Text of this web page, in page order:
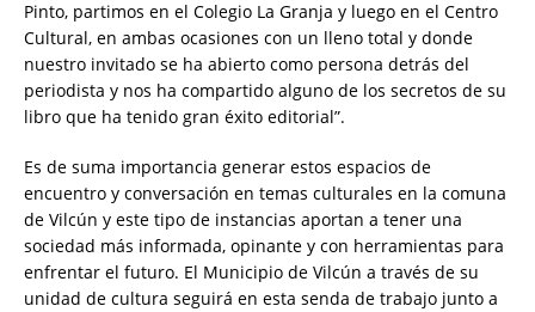
Pinto, partimos en el Colegio La Granja y luego en el Centro
Cultural, en ambas ocasiones con un lleno total y donde
nuestro invitado se ha abierto como persona detrás del
periodista y nos ha compartido alguno de los secretos de su
libro que ha tenido gran éxito editorial”.
Es de suma importancia generar estos espacios de
encuentro y conversación en temas culturales en la comuna
de Vilcún y este tipo de instancias aportan a tener una
sociedad más informada, opinante y con herramientas para
enfrentar el futuro. El Municipio de Vilcún a través de su
unidad de cultura seguirá en esta senda de trabajo junto a